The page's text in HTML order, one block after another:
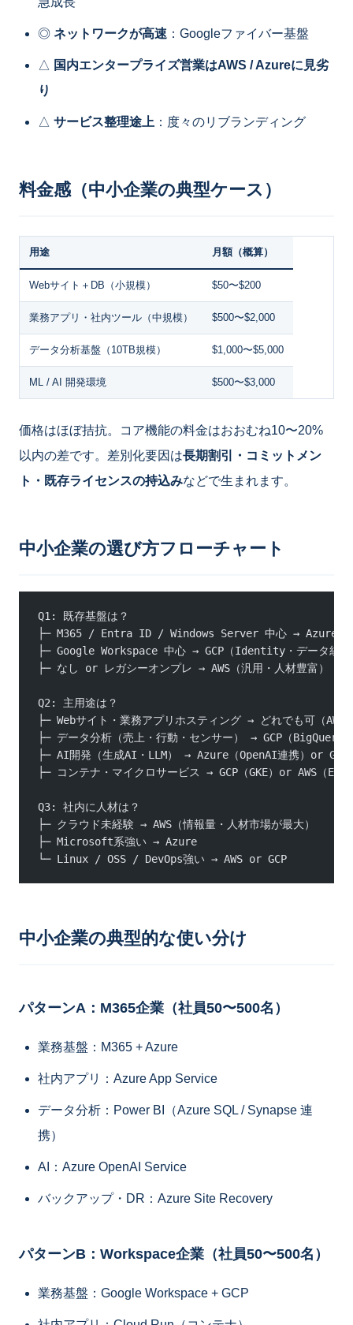
◎ ネットワークが高速 ：Googleファイバー基盤
△ 国内エンタープライズ営業はAWS / Azureに見劣
り
△ サービス整理途上 ：度々のリブランディング
料金感（中小企業の典型ケース）
用途 月額（概算）
Webサイト＋DB（小規模） $50〜$200
業務アプリ・社内ツール（中規模） $500〜$2,000
データ分析基盤（10TB規模） $1,000〜$5,000
ML / AI 開発環境 $500〜$3,000
価格はほぼ拮抗。コア機能の料金はおおむね10〜20%
以内の差です。差別化要因は長期割引・コミットメン
ト・既存ライセンスの持込みなどで生まれます。
中小企業の選び方フローチャート
Q1: 既存基盤は？
├─ M365 / Entra ID / Windows Server 中心 → Azure（ID
├─ Google Workspace 中心 → GCP（Identity・データ統合
├─ なし or レガシーオンプレ → AWS（汎用・人材豊富）
Q2: 主用途は？
├─ Webサイト・業務アプリホスティング → どれでも可（AWS
├─ データ分析（売上・行動・センサー） → GCP（BigQuery
├─ AI開発（生成AI・LLM） → Azure（OpenAI連携）or
├─ コンテナ・マイクロサービス → GCP（GKE）or AWS（EKS
Q3: 社内に人材は？
├─ クラウド未経験 → AWS（情報量・人材市場が最大）
├─ Microsoft系強い → Azure
└─ Linux / OSS / DevOps強い → AWS or GCP
中小企業の典型的な使い分け
パターンA：M365企業（社員50〜500名）
業務基盤：M365 + Azure
社内アプリ：Azure App Service
データ分析：Power BI（Azure SQL / Synapse 連
携）
AI：Azure OpenAI Service
バックアップ・DR：Azure Site Recovery
パターンB：Workspace企業（社員50〜500名）
業務基盤：Google Workspace + GCP